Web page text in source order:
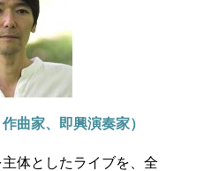
曲家、即興演奏家）
体としたライブを、全